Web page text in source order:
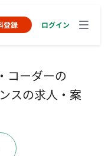
登録 ログイン
コーダーの
スの求人・案